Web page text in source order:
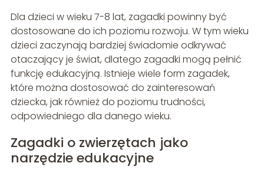
Dla dzieci w wieku 7-8 lat, zagadki powinny być
dostosowane do ich poziomu rozwoju. W tym wieku
dzieci zaczynają bardziej świadomie odkrywać
otaczający je świat, dlatego zagadki mogą pełnić
funkcję edukacyjną. Istnieje wiele form zagadek,
które można dostosować do zainteresowań
dziecka, jak również do poziomu trudności,
odpowiedniego dla danego wieku.
Zagadki o zwierzętach jako
narzędzie edukacyjne